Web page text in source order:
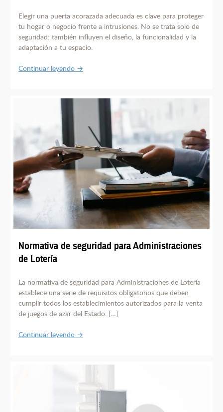
Elegir una puerta acorazada adecuada es clave para proteger
tu hogar o negocio frente a intrusiones. No se trata solo de
seguridad: también influyen el diseño, la funcionalidad y la
adaptación a tu espacio.
Continuar leyendo →
Normativa de seguridad para Administraciones
de Lotería
La normativa de seguridad para Administraciones de Lotería
establece una serie de requisitos obligatorios que deben
cumplir todos los establecimientos autorizados para la venta
de juegos de azar del Estado. […]
Continuar leyendo →